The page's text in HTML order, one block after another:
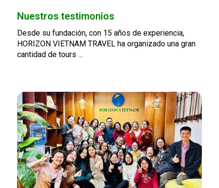
Nuestros testimonios
Desde su fundación, con 15 años de experiencia,
HORIZON VIETNAM TRAVEL ha organizado una gran
cantidad de tours …